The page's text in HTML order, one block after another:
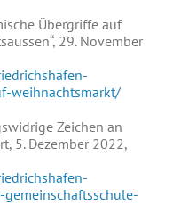
Übergriffe auf
29. November
weihnachtsmarkt/
Zeichen an
5. Dezember 2022,